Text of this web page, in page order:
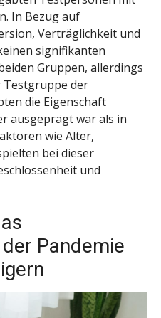
In Bezug auf
Verträglichkeit und
signifikanten
Gruppen, allerdings
Testgruppe der
die Eigenschaft
ausgeprägt war als in
wie Alter,
bei dieser
und
Pandemie